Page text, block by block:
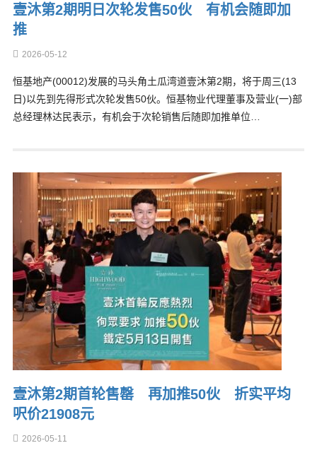
壹沐第2期明日次轮发售50伙 有机会随即加
推
2026-05-12
恒基地产(00012)发展的马头角土瓜湾道壹沐第2期，将于周三(13
日)以先到先得形式次轮发售50伙。恒基物业代理董事及营业(一)部
总经理林达民表示，有机会于次轮销售后随即加推单位…
壹沐第2期首轮售罄 再加推50伙 折实平均
呎价21908元
2026-05-11